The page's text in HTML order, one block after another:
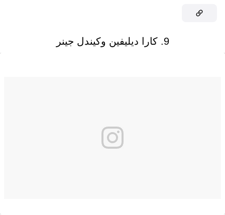
9. كارا ديليفين وكيندل جينر